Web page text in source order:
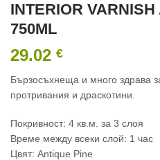
INTERIOR
750ML
29.02 €
Бързосъхнеща и много здрава
протривания и драскотини.
Покривност: 4 кв.м. за 3 слоя
Време между всеки слой: 1 час
Цвят: Antique Pine